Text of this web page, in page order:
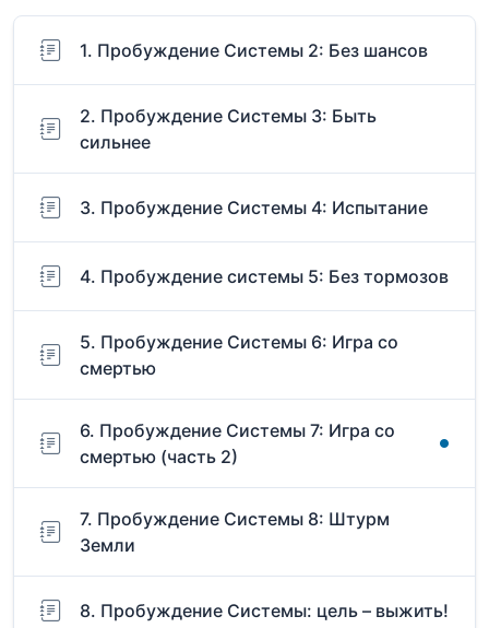
1. Пробуждение Системы 2: Без шансов
2. Пробуждение Системы 3: Быть
сильнее
3. Пробуждение Системы 4: Испытание
4. Пробуждение системы 5: Без тормозов
5. Пробуждение Системы 6: Игра со
смертью
6. Пробуждение Системы 7: Игра со
смертью (часть 2)
7. Пробуждение Системы 8: Штурм
Земли
8. Пробуждение Системы: цель – выжить!